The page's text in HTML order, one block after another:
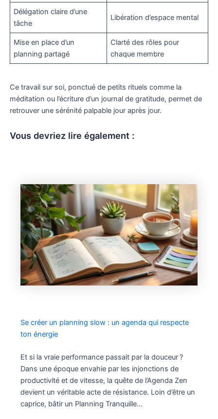
Délégation claire d’une
tâche
Libération d’espace mental
Mise en place d’un
planning partagé
Clarté des rôles pour
chaque membre
Ce travail sur soi, ponctué de petits rituels comme la
méditation ou l’écriture d’un journal de gratitude, permet de
retrouver une sérénité palpable jour après jour.
Vous devriez lire également :
Se créer un planning slow : un agenda qui respecte
ton énergie
Et si la vraie performance passait par la douceur ?
Dans une époque envahie par les injonctions de
productivité et de vitesse, la quête de l’Agenda Zen
devient un véritable acte de résistance. Loin d’être un
caprice, bâtir un Planning Tranquille…